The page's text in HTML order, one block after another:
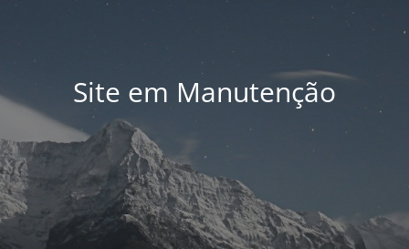
Site em Manutenção